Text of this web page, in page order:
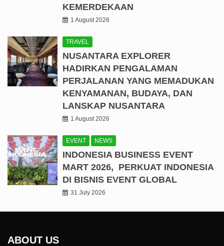
KEMERDEKAAN
1 August 2026
TRAVEL
NUSANTARA EXPLORER
HADIRKAN PENGALAMAN
PERJALANAN YANG MEMADUKAN
KENYAMANAN, BUDAYA, DAN
LANSKAP NUSANTARA
1 August 2026
EVENT NEWS
INDONESIA BUSINESS EVENT
MART 2026, PERKUAT INDONESIA
DI BISNIS EVENT GLOBAL
31 July 2026
ABOUT US